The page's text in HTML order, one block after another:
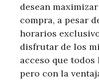
desean
compra, a pesar
horarios
disfrutar⁢ de los
acceso que ⁢todos
pero con la⁤